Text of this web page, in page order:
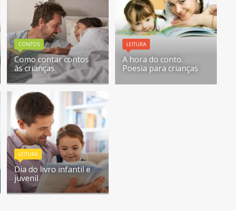
CONTOS
Como contar contos
às crianças
LEITURA
A hora do conto.
Poesia para crianças
LEITURA
Dia do livro infantil e
juvenil